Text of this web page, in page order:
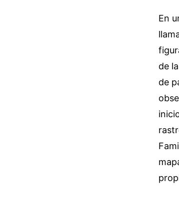
En
de
de